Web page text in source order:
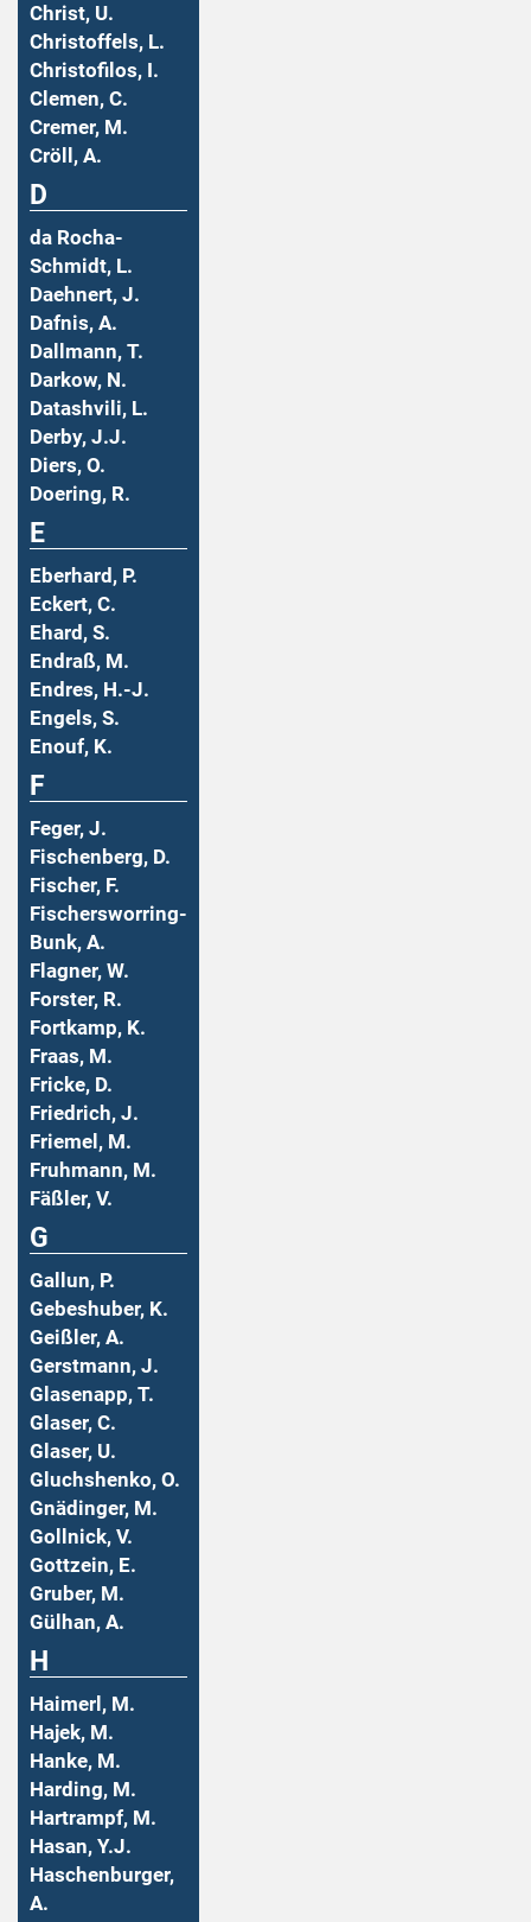
Christ, U.
Christoffels, L.
Christofilos, I.
Clemen, C.
Cremer, M.
Cröll, A.
D
da Rocha-
Schmidt, L.
Daehnert, J.
Dafnis, A.
Dallmann, T.
Darkow, N.
Datashvili, L.
Derby, J.J.
Diers, O.
Doering, R.
E
Eberhard, P.
Eckert, C.
Ehard, S.
Endraß, M.
Endres, H.-J.
Engels, S.
Enouf, K.
F
Feger, J.
Fischenberg, D.
Fischer, F.
Fischersworring-
Bunk, A.
Flagner, W.
Forster, R.
Fortkamp, K.
Fraas, M.
Fricke, D.
Friedrich, J.
Friemel, M.
Fruhmann, M.
Fäßler, V.
G
Gallun, P.
Gebeshuber, K.
Geißler, A.
Gerstmann, J.
Glasenapp, T.
Glaser, C.
Glaser, U.
Gluchshenko, O.
Gnädinger, M.
Gollnick, V.
Gottzein, E.
Gruber, M.
Gülhan, A.
H
Haimerl, M.
Hajek, M.
Hanke, M.
Harding, M.
Hartrampf, M.
Hasan, Y.J.
Haschenburger,
A.